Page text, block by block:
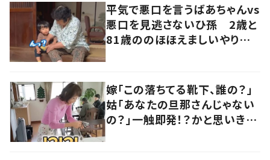
平気で悪口を言うばあちゃんvs
悪口を見逃さないひ孫 2歳と
81歳ののほほえましいやり取り
嫁「この落ちてる靴下、誰の？」
姑「あなたの旦那さんじゃない
の？」一触即発！？かと思いき